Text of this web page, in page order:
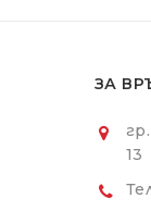
ЗА
13